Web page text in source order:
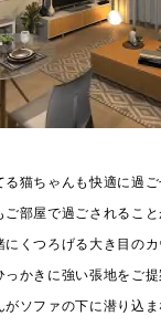
る猫ちゃんも快適に過
部屋で過ごされること
にくつろげる大き目の
かきに強い張地をご
ソファの下に潜り込